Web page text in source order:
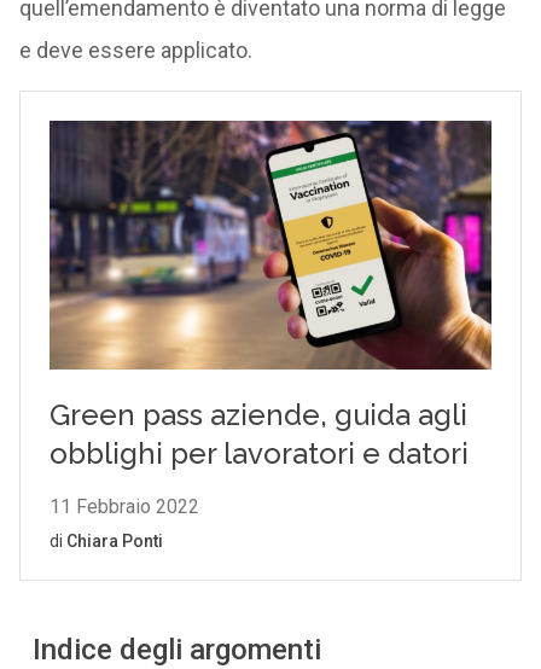
quell’emendamento è diventato una norma di legge
e deve essere applicato.
Indice degli argomenti